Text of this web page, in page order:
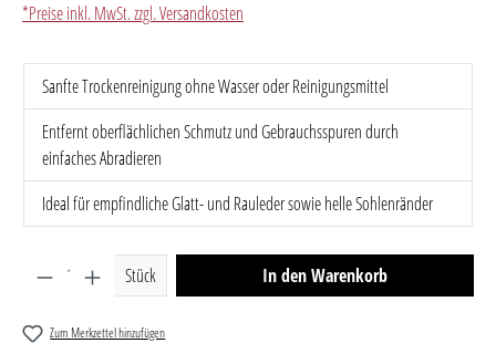
*Preise inkl. MwSt. zzgl. Versandkosten
Sanfte Trockenreinigung ohne Wasser oder Reinigungsmittel
Entfernt oberflächlichen Schmutz und Gebrauchsspuren durch
einfaches Abradieren
Ideal für empfindliche Glatt- und Rauleder sowie helle Sohlenränder
Produkt Anzahl: Gib den gewünschten Wert ein oder
Stück In den Warenkorb
Zum Merkzettel hinzufügen